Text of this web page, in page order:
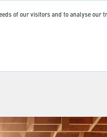
of our visitors and to analyse our